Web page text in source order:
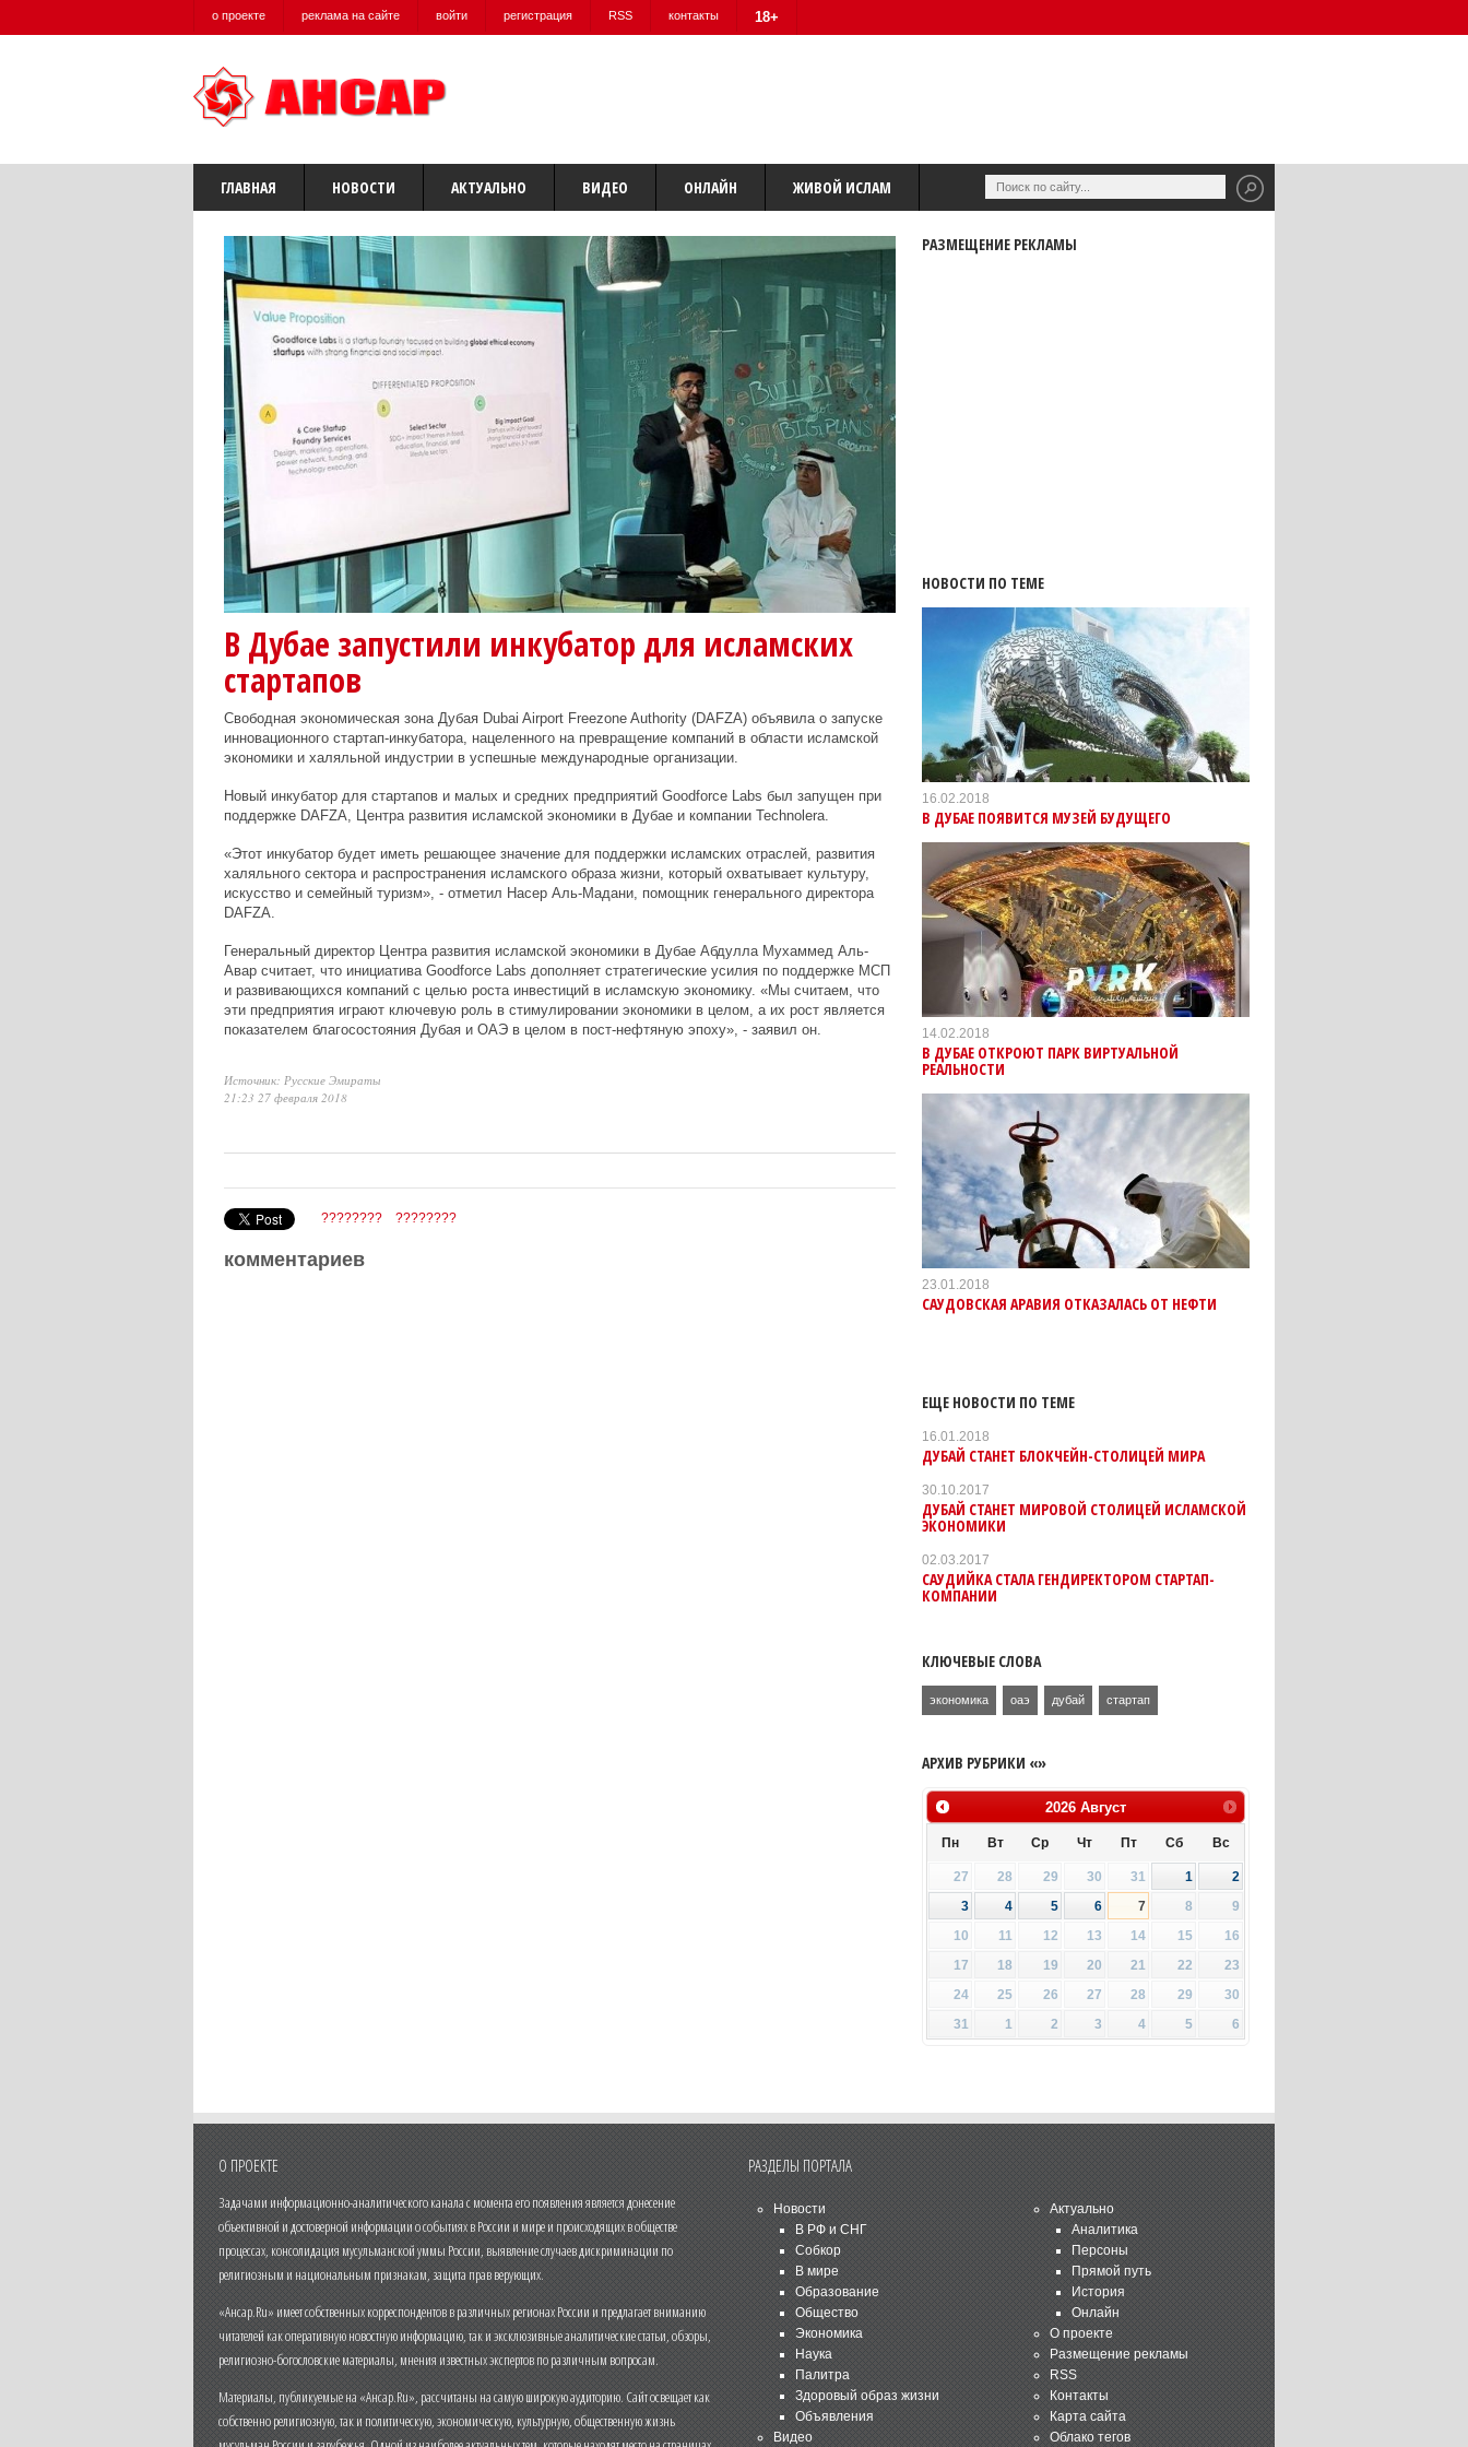
о проекте реклама на сайте войти регистрация RSS контакты 18+
ГЛАВНАЯ НОВОСТИ АКТУАЛЬНО ВИДЕО ОНЛАЙН ЖИВОЙ ИСЛАМ
В Дубае запустили инкубатор для исламских
стартапов
Свободная экономическая зона Дубая Dubai Airport Freezone Authority (DAFZA) объявила о запуске
инновационного стартап-инкубатора, нацеленного на превращение компаний в области исламской
экономики и халяльной индустрии в успешные международные организации.
Новый инкубатор для стартапов и малых и средних предприятий Goodforce Labs был запущен при
поддержке DAFZA, Центра развития исламской экономики в Дубае и компании Technolera.
«Этот инкубатор будет иметь решающее значение для поддержки исламских отраслей, развития
халяльного сектора и распространения исламского образа жизни, который охватывает культуру,
искусство и семейный туризм», - отметил Насер Аль-Мадани, помощник генерального директора
DAFZA.
Генеральный директор Центра развития исламской экономики в Дубае Абдулла Мухаммед Аль-
Авар считает, что инициатива Goodforce Labs дополняет стратегические усилия по поддержке МСП
и развивающихся компаний с целью роста инвестиций в исламскую экономику. «Мы считаем, что
эти предприятия играют ключевую роль в стимулировании экономики в целом, а их рост является
показателем благосостояния Дубая и ОАЭ в целом в пост-нефтяную эпоху», - заявил он.
Источник: Русские Эмираты
21:23 27 февраля 2018
???????? ????????
комментариев
РАЗМЕЩЕНИЕ РЕКЛАМЫ
НОВОСТИ ПО ТЕМЕ
16.02.2018
В ДУБАЕ ПОЯВИТСЯ МУЗЕЙ БУДУЩЕГО
14.02.2018
В ДУБАЕ ОТКРОЮТ ПАРК ВИРТУАЛЬНОЙ
РЕАЛЬНОСТИ
23.01.2018
САУДОВСКАЯ АРАВИЯ ОТКАЗАЛАСЬ ОТ НЕФТИ
ЕЩЕ НОВОСТИ ПО ТЕМЕ
16.01.2018
​ДУБАЙ СТАНЕТ БЛОКЧЕЙН-СТОЛИЦЕЙ МИРА
30.10.2017
ДУБАЙ СТАНЕТ МИРОВОЙ СТОЛИЦЕЙ ИСЛАМСКОЙ
ЭКОНОМИКИ
02.03.2017
САУДИЙКА СТАЛА ГЕНДИРЕКТОРОМ СТАРТАП-
КОМПАНИИ
КЛЮЧЕВЫЕ СЛОВА
экономика оаэ дубай стартап
АРХИВ РУБРИКИ «»
2026 Август
Пн Вт Ср Чт Пт Сб Вс
27 28 29 30 31 1
2
3
4 5 6 7 8
9
10
11 12 13 14 15
16
17
18 19 20 21 22
23
24
25 26 27 28 29
30
31
1 2 3 4 5 6
О ПРОЕКТЕ
Задачами информационно-аналитического канала с момента его появления является донесение
объективной и достоверной информации о событиях в России и мире и происходящих в обществе
процессах, консолидация мусульманской уммы России, выявление случаев дискриминации по
религиозным и национальным признакам, защита прав верующих.
«Ансар.Ru» имеет собственных корреспондентов в различных регионах России и предлагает вниманию
читателей как оперативную новостную информацию, так и эксклюзивные аналитические статьи, обзоры,
религиозно-богословские материалы, мнения известных экспертов по различным вопросам.
Материалы, публикуемые на «Ансар.Ru», рассчитаны на самую широкую аудиторию. Сайт освещает как
собственно религиозную, так и политическую, экономическую, культурную, общественную жизнь
РАЗДЕЛЫ ПОРТАЛА
Новости
В РФ и СНГ
Собкор
В мире
Образование
Общество
Экономика
Наука
Палитра
Здоровый образ жизни
Объявления
Видео
Актуально
Аналитика
Персоны
Прямой путь
История
Онлайн
О проекте
Размещение рекламы
RSS
Контакты
Карта сайта
Облако тегов